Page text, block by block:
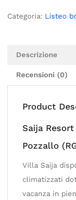
Categoria: Listeo
Descrizione
Recensioni (0)
Product
Saija
Pozzallo
Villa Saija
climatizzati
vacanza in